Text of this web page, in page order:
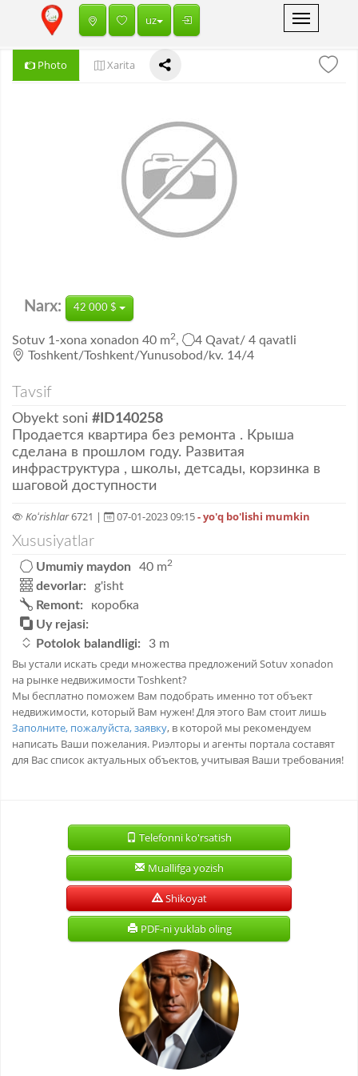
Toggle
navigation
uz
Photo Xarita
Narx: 42 000 $
Sotuv 1-xona xonadon 40 m2, 4 Qavat/ 4 qavatli
Toshkent/Toshkent/Yunusobod/kv. 14/4
Tavsif
Obyekt soni #ID140258
Продается квартира без ремонта . Крыша
сделана в прошлом году. Развитая
инфраструктура , школы, детсады, корзинка в
шаговой доступности
Koʻrishlar6721 | 07-01-2023 09:15- yo'q bo'lishi mumkin
Xususiyatlar
Umumiy maydon 40 m2
devorlar:
g'isht
Remont:
коробка
Uy rejasi:
Potolok balandligi:
3 m
Вы устали искать среди множества предложений Sotuv xonadon
на рынке недвижимости Toshkent?
Мы бесплатно поможем Вам подобрать именно тот объект
недвижимости, который Вам нужен! Для этого Вам стоит лишь
Заполните, пожалуйста, заявку, в которой мы рекомендуем
написать Ваши пожелания. Риэлторы и агенты портала составят
для Вас список актуальных объектов, учитывая Ваши требования!
Telefonni ko'rsatish
Muallifga yozish
Shikoyat
PDF-ni yuklab oling